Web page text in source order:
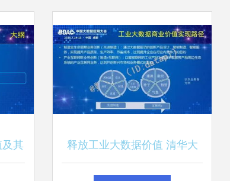
及其 释放工业大数据价值 清华大